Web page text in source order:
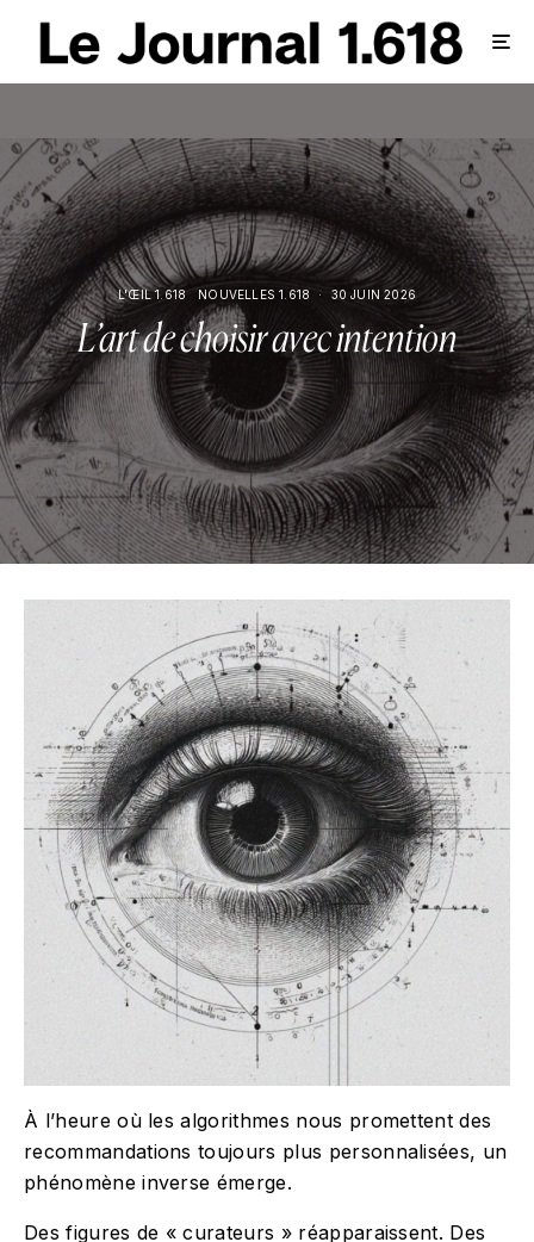
L'ŒIL 1.618 NOUVELLES 1.618 · 30 JUIN 2026
L’art de choisir avec intention
À l’heure où les algorithmes nous promettent des
recommandations toujours plus personnalisées, un
phénomène inverse émerge.
Des figures de « curateurs » réapparaissent. Des